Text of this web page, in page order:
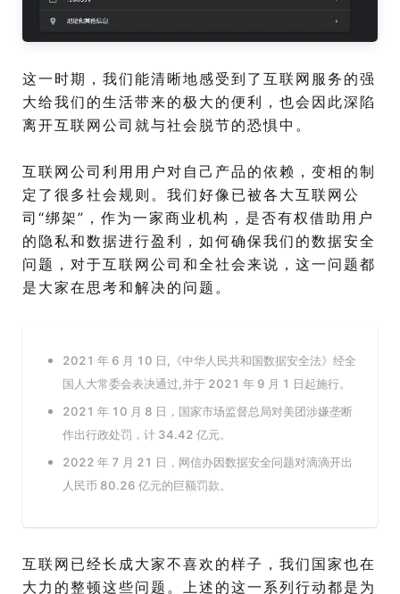
这一时期，我们能清晰地感受到了互联网服务的强
大给我们的生活带来的极大的便利，也会因此深陷
离开互联网公司就与社会脱节的恐惧中。
互联网公司利用用户对自己产品的依赖，变相的制
定了很多社会规则。我们好像已被各大互联网公
司“绑架”，作为一家商业机构，是否有权借助用户
的隐私和数据进行盈利，如何确保我们的数据安全
问题，对于互联网公司和全社会来说，这一问题都
是大家在思考和解决的问题。
2021 年 6 月 10 日,《中华人民共和国数据安全法》经全
国人大常委会表决通过,并于 2021 年 9 月 1 日起施行。
2021 年 10 月 8 日，国家市场监督总局对美团涉嫌垄断
作出行政处罚，计 34.42 亿元。
2022 年 7 月 21 日，网信办因数据安全问题对滴滴开出
人民币 80.26 亿元的巨额罚款。
互联网已经长成大家不喜欢的样子，我们国家也在
大力的整顿这些问题。上述的这一系列行动都是为